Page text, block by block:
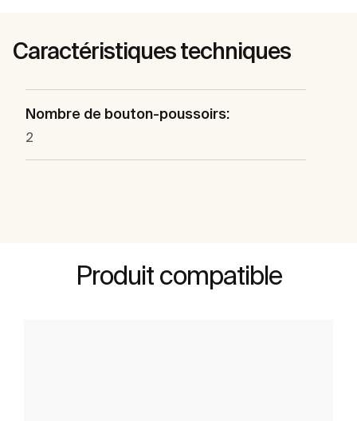
Caractéristiques techniques
Nombre de bouton-poussoirs:
2
Produit compatible